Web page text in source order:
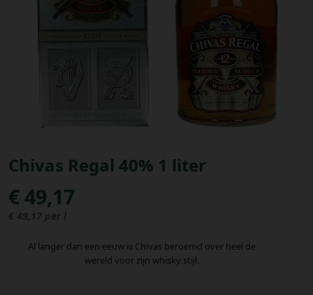
Chivas Regal 40% 1 liter
€ 49,17
€ 49,17 per l
Al langer dan een eeuw is Chivas beroemd over heel de
wereld voor zijn whisky stijl.